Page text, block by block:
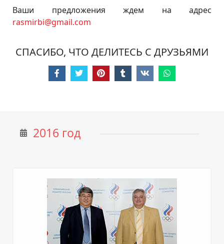
Ваши предложения ждем на адрес
rasmirbi@gmail.com
СПАСИБО, ЧТО ДЕЛИТЕСЬ С ДРУЗЬЯМИ
2016 год